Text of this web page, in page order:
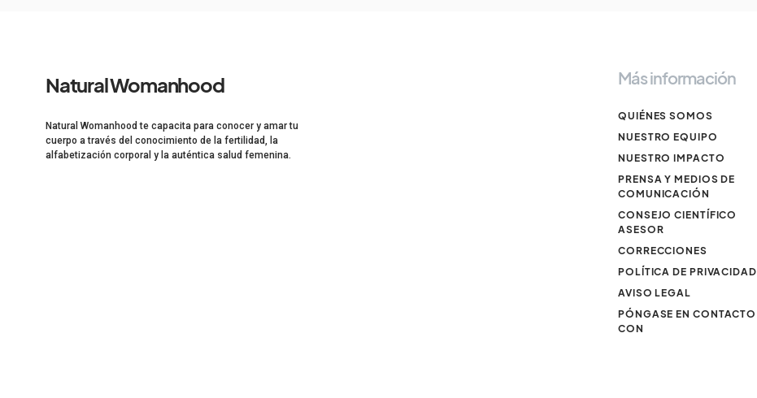
Natural Womanhood
Natural Womanhood te capacita para conocer y amar tu
cuerpo a través del conocimiento de la fertilidad, la
alfabetización corporal y la auténtica salud femenina.
Más información
QUIÉNES SOMOS
NUESTRO EQUIPO
NUESTRO IMPACTO
PRENSA Y MEDIOS DE
COMUNICACIÓN
CONSEJO CIENTÍFICO
ASESOR
CORRECCIONES
POLÍTICA DE PRIVACIDAD
AVISO LEGAL
PÓNGASE EN CONTACTO
CON